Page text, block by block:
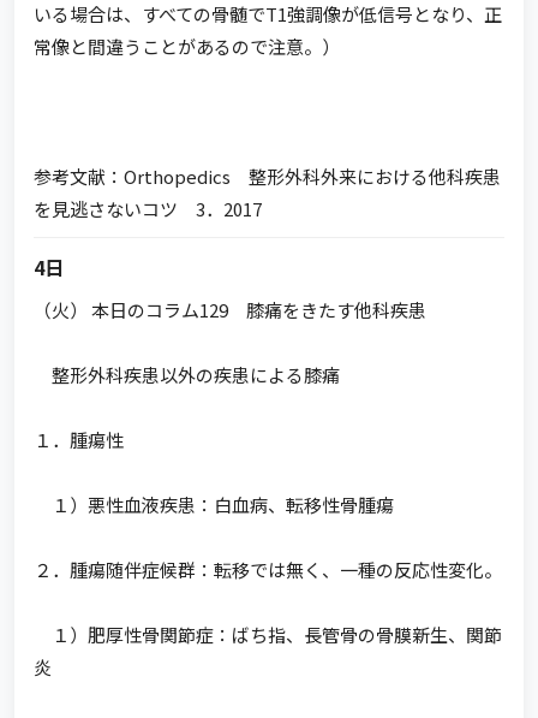
いる場合は、すべての骨髄でT1強調像が低信号となり、正
常像と間違うことがあるので注意。）
参考文献：Orthopedics 整形外科外来における他科疾患
を見逃さないコツ 3．2017
4日
（火） 本日のコラム129 膝痛をきたす他科疾患
整形外科疾患以外の疾患による膝痛
１．腫瘍性
１）悪性血液疾患：白血病、転移性骨腫瘍
２．腫瘍随伴症候群：転移では無く、一種の反応性変化。
１）肥厚性骨関節症：ばち指、長管骨の骨膜新生、関節
炎